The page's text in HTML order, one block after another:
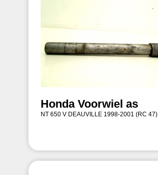
Honda Voorwiel as
NT 650 V DEAUVILLE 1998-2001 (RC 47)